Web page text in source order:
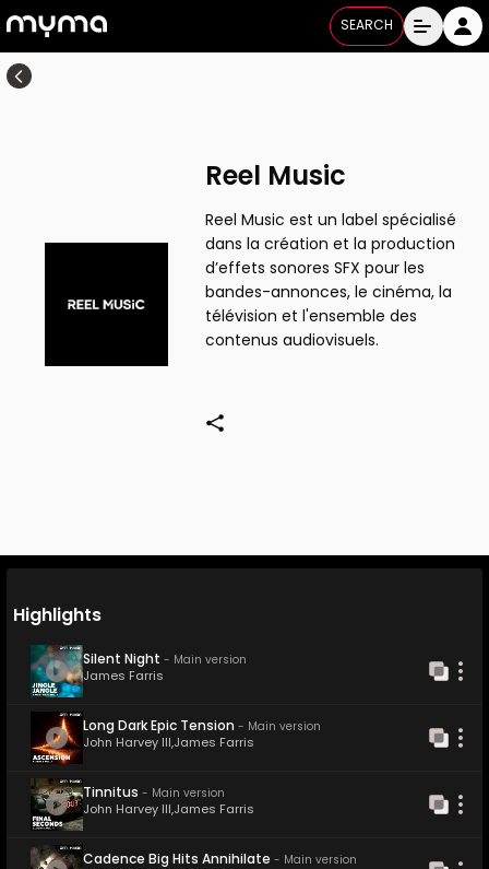
SEARCH
Reel Music
Reel Music est un label spécialisé
dans la création et la production
d’effets sonores SFX pour les
bandes-annonces, le cinéma, la
télévision et l'ensemble des
contenus audiovisuels.
Highlights
Silent Night - Main version
James Farris
Long Dark Epic Tension - Main version
John Harvey III ,James Farris
Tinnitus - Main version
John Harvey III ,James Farris
Cadence Big Hits Annihilate - Main version